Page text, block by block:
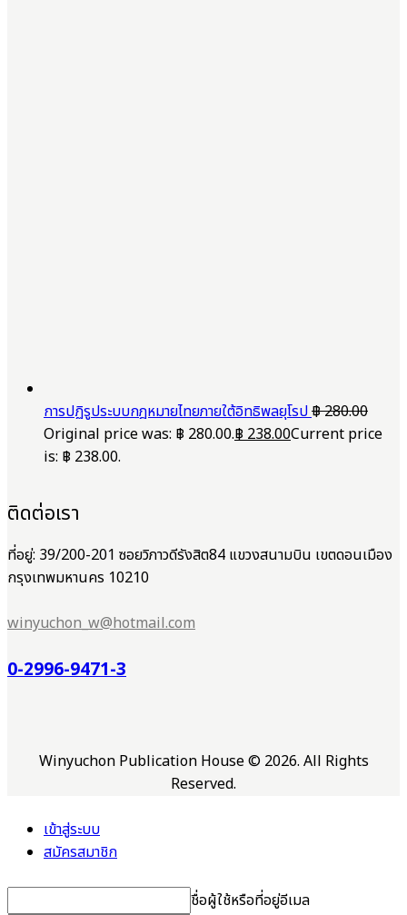
การปฏิรูประบบกฎหมายไทยภายใต้อิทธิพลยุโรป฿280.00
Original price was: ฿ 280.00.฿238.00Current price
is: ฿ 238.00.
ติดต่อเรา
ที่อยู่: 39/200-201 ซอยวิภาวดีรังสิต84 แขวงสนามบิน เขตดอนเมือง
กรุงเทพมหานคร 10210
winyuchon_w@hotmail.com
0-2996-9471-3
Winyuchon Publication House © 2026. All Rights
Reserved.
เข้าสู่ระบบ
สมัครสมาชิก
ชื่อผู้ใช้หรือที่อยู่อีเมล